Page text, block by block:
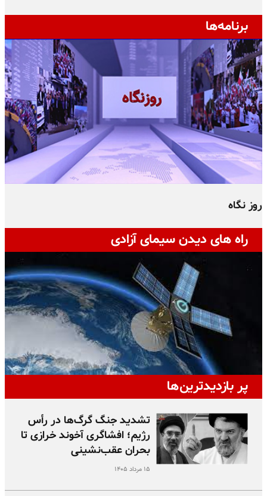
برنامه‌ها
روز نگاه
راه های دیدن سیمای آزادی
پر بازدیدترین‌ها
تشدید جنگ گرگ‌ها در رأس
رژیم؛ افشاگری آخوند خرازی تا
بحران عقب‌نشینی
۱۵ مرداد ۱۴۰۵